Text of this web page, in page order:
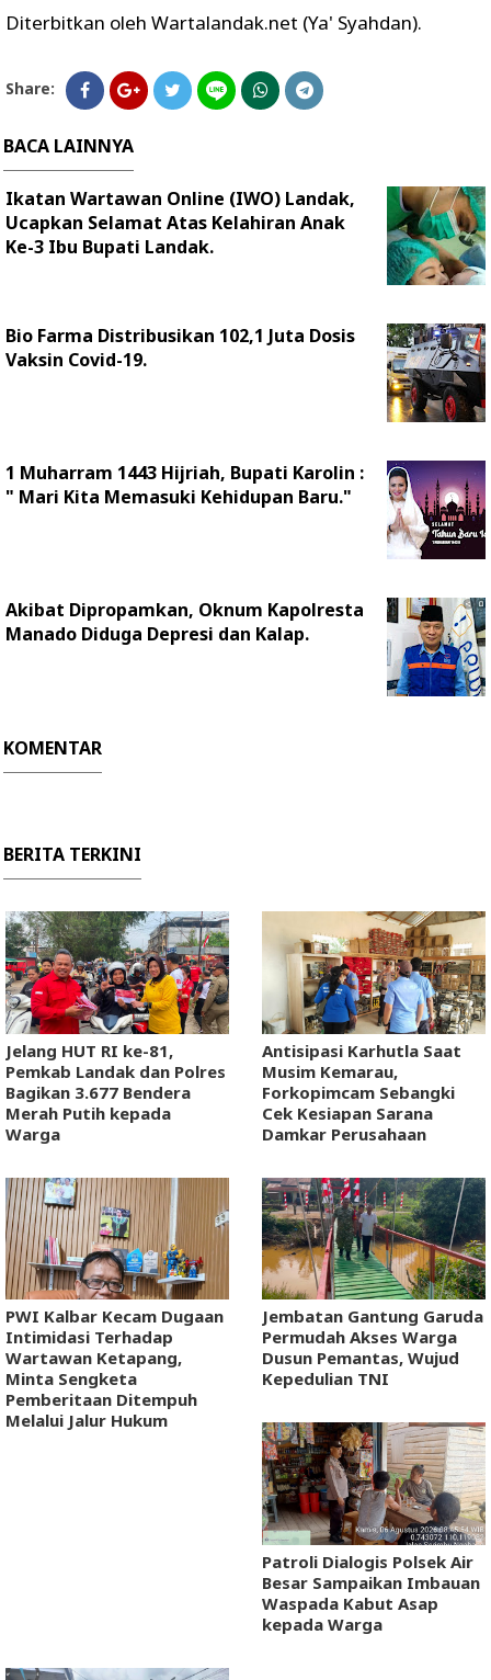
Diterbitkan oleh Wartalandak.net (Ya' Syahdan).
Share:
BACA LAINNYA
Ikatan Wartawan Online (IWO) Landak,
Ucapkan Selamat Atas Kelahiran Anak
Ke-3 Ibu Bupati Landak.
Bio Farma Distribusikan 102,1 Juta Dosis
Vaksin Covid-19.
1 Muharram 1443 Hijriah, Bupati Karolin :
" Mari Kita Memasuki Kehidupan Baru."
Akibat Dipropamkan, Oknum Kapolresta
Manado Diduga Depresi dan Kalap.
KOMENTAR
BERITA TERKINI
Jelang HUT RI ke-81,
Pemkab Landak dan Polres
Bagikan 3.677 Bendera
Merah Putih kepada
Warga
Antisipasi Karhutla Saat
Musim Kemarau,
Forkopimcam Sebangki
Cek Kesiapan Sarana
Damkar Perusahaan
PWI Kalbar Kecam Dugaan
Intimidasi Terhadap
Wartawan Ketapang,
Minta Sengketa
Pemberitaan Ditempuh
Melalui Jalur Hukum
Jembatan Gantung Garuda
Permudah Akses Warga
Dusun Pemantas, Wujud
Kepedulian TNI
Patroli Dialogis Polsek Air
Besar Sampaikan Imbauan
Waspada Kabut Asap
kepada Warga